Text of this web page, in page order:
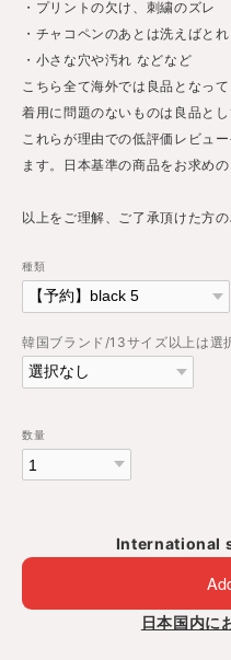
・プリントの欠け、刺繍のズレ
・チャコペンのあとは洗えばと
・小さな穴や汚れ などなど
こちら全て海外では良品となって
着用に問題のないものは良品と
これらが理由での低評価レビュ
ます。日本基準の商品をお求め
以上をご理解、ご了承頂けた方
種類
韓国ブランド/13サイズ以上は選
数量
International
日本国内に